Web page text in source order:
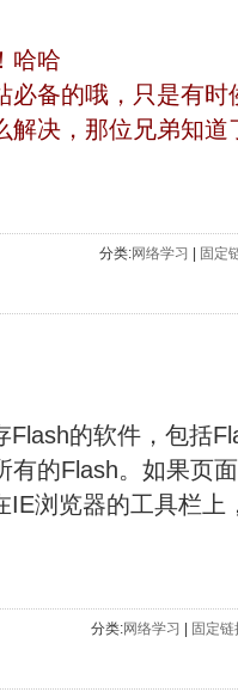
哈哈
必备的哦，只是有
解决，那位兄弟知
分类:网络学习 固定
Flash的软件，包括
有的Flash。如果页
IE浏览器的工具栏上
分类:网络学习 固定链